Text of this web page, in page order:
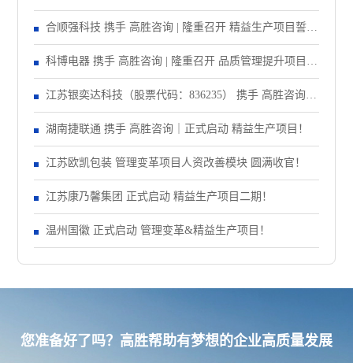
合顺强科技 携手 高胜咨询 | 隆重召开 精益生产项目誓师
大会！
科博电器 携手 高胜咨询 | 隆重召开 品质管理提升项目启
动大会！
江苏银奕达科技（股票代码：836235） 携手 高胜咨询｜
正式启动 管理变革项目
湖南捷联通 携手 高胜咨询｜正式启动 精益生产项目！
江苏欧凯包装 管理变革项目人资改善模块 圆满收官！
江苏康乃馨集团 正式启动 精益生产项目二期！
温州国徽 正式启动 管理变革&精益生产项目！
您准备好了吗？高胜帮助有梦想的企业高质量发展